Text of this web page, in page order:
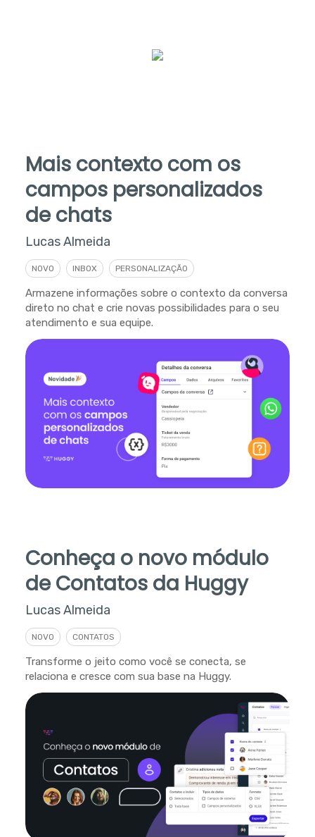
Mais contexto com os
campos personalizados
de chats
Lucas Almeida
NOVO INBOX PERSONALIZAÇÃO
Armazene informações sobre o contexto da conversa
direto no chat e crie novas possibilidades para o seu
atendimento e sua equipe.
Conheça o novo módulo
de Contatos da Huggy
Lucas Almeida
NOVO CONTATOS
Transforme o jeito como você se conecta, se
relaciona e cresce com sua base na Huggy.